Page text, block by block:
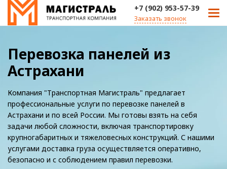
+7 (902) 953-57-39
Заказать звонок
Перевозка панелей из
Астрахани
Компания "Транспортная Магистраль" предлагает
профессиональные услуги по перевозке панелей в
Астрахани и по всей России. Мы готовы взять на себя
задачи любой сложности, включая транспортировку
крупногабаритных и тяжеловесных конструкций. С нашими
услугами доставка груза осуществляется оперативно,
безопасно и с соблюдением правил перевозки.